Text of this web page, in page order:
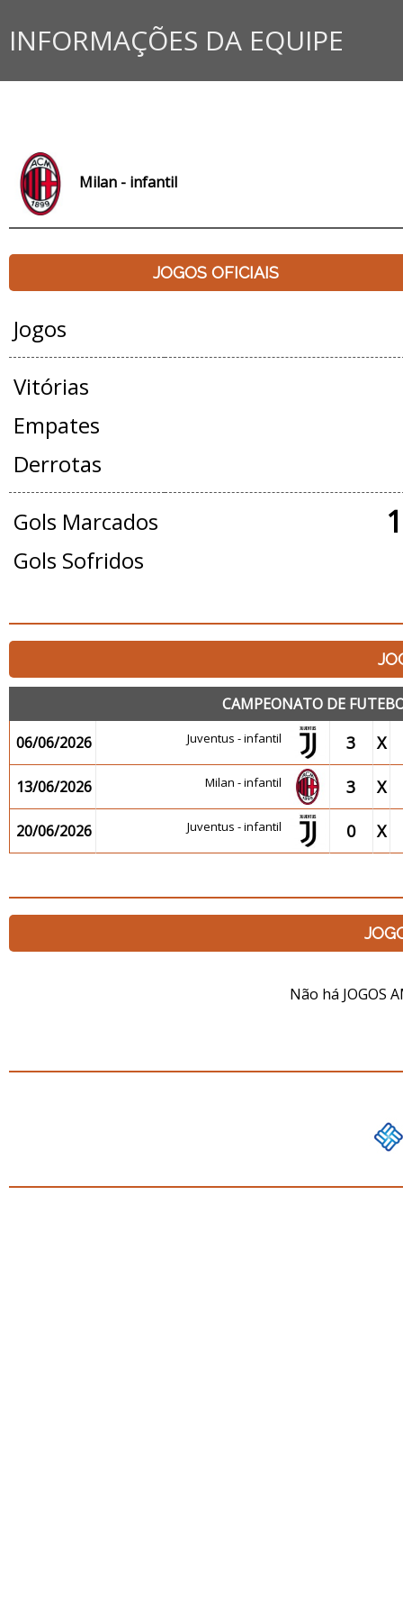
INFORMAÇÕES DA EQUIPE
Milan - infantil
JOGOS OFICIAIS
Jogos
Vitórias
Empates
Derrotas
Gols Marcados
Gols Sofridos
CAMPEONATO DE
06/06/2026
Juventus - infantil 3 X
13/06/2026 Milan - infantil 3 X
20/06/2026 Juventus - infantil 0 X
Não há JOGOS